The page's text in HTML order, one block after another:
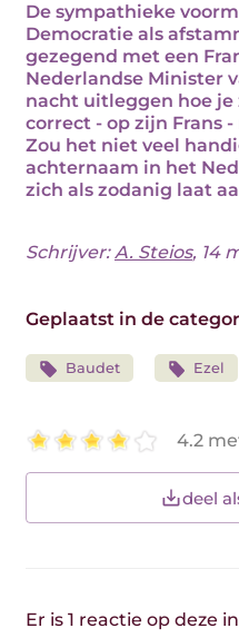
De sympathieke
Democratie als
gezegend met een
Nederlandse Minister
nacht uitleggen hoe je
correct - op zijn Frans
Zou het niet veel
achternaam in het
zich als zodanig laat
Schrijver:A. Steios, 14
Geplaatst in de
Baudet Ezel
4.2
deel
Er is 1 reactie op deze